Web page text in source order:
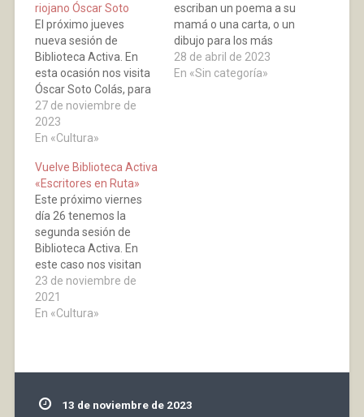
riojano Óscar Soto
El próximo jueves
nueva sesión de
Biblioteca Activa. En
esta ocasión nos visita
Óscar Soto Colás, para
hablar sobre su última
novela, "Rojo
Veneciano". Os
Óscar Soto Colás nació
en Villamediana de
Iregua (La Rioja) en
1973. Apasionado de la
música, desde
adolescente ha militado
en varias bandas…
27 de noviembre de
2023
En «Cultura»
escriban un poema a su
mamá o una carta, o un
dibujo para los más
peques y que antes del
día 3 de mayo lo lleven
28 de abril de 2023
En «Sin categoría»
Vuelve Biblioteca Activa
«Escritores en Ruta»
Este próximo viernes
día 26 tenemos la
segunda sesión de
Biblioteca Activa. En
este caso nos visitan
tres escritoras de
novela negra escrita
y/o ambientada en La
23 de noviembre de
2021
En «Cultura»
13 de noviembre de 2023